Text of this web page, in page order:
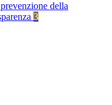
della
3